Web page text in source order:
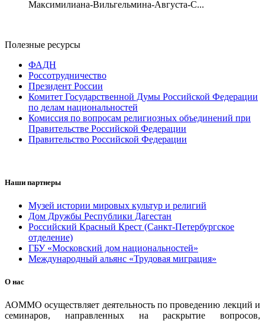
Максимилиана-Вильгельмина-Августа-С...
Полезные ресурсы
ФАДН
Россотрудничество
Президент России
Комитет Государственной Думы Российской Федерации
по делам национальностей
Комиссия по вопросам религиозных объединений при
Правительстве Российской Федерации
Правительство Российской Федерации
Наши партнеры
Музей истории мировых культур и религий
Дом Дружбы Республики Дагестан
Российский Красный Крест (Санкт-Петербургское
отделение)
ГБУ «Московский дом национальностей»
Международный альянс «Трудовая миграция»
О нас
АОММО осуществляет деятельность по проведению лекций и
семинаров, направленных на раскрытие вопросов,